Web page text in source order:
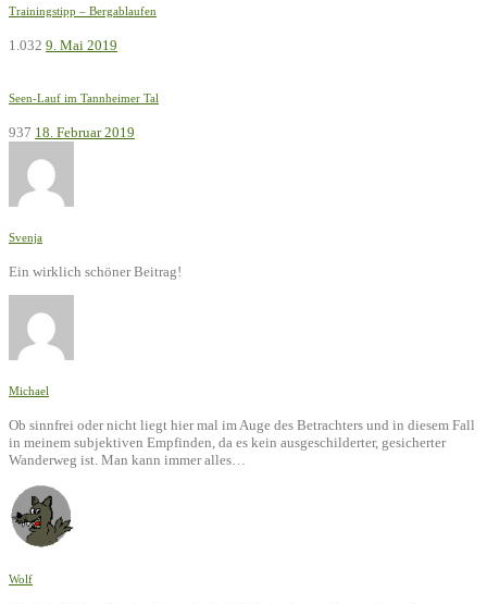
Trainingstipp – Bergablaufen
1.032 9. Mai 2019
Seen-Lauf im Tannheimer Tal
937 18. Februar 2019
Svenja
Ein wirklich schöner Beitrag!
Michael
Ob sinnfrei oder nicht liegt hier mal im Auge des Betrachters und in diesem Fall
in meinem subjektiven Empfinden, da es kein ausgeschilderter, gesicherter
Wanderweg ist. Man kann immer alles…
Wolf